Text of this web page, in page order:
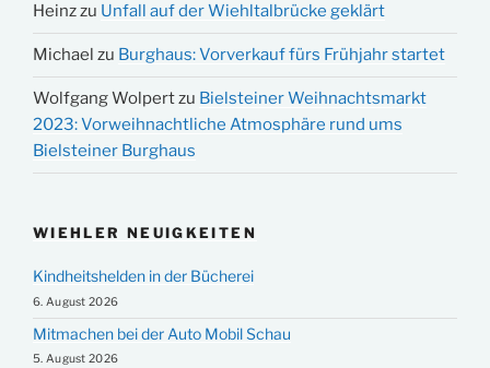
Heinzzu Unfall auf der Wiehltalbrücke geklärt
Michael zu Burghaus: Vorverkauf fürs Frühjahr startet
Wolfgang Wolpertzu Bielsteiner Weihnachtsmarkt
2023: Vorweihnachtliche Atmosphäre rund ums
Bielsteiner Burghaus
WIEHLER NEUIGKEITEN
Kindheitshelden in der Bücherei
6. August 2026
Mitmachen bei der Auto Mobil Schau
5. August 2026